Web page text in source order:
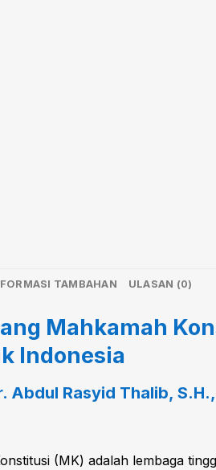
TAMBAHAN ULASAN (0)
Mahkamah
Indonesia
Abdul Rasyid Thalib,
(MK) adalah lembaga